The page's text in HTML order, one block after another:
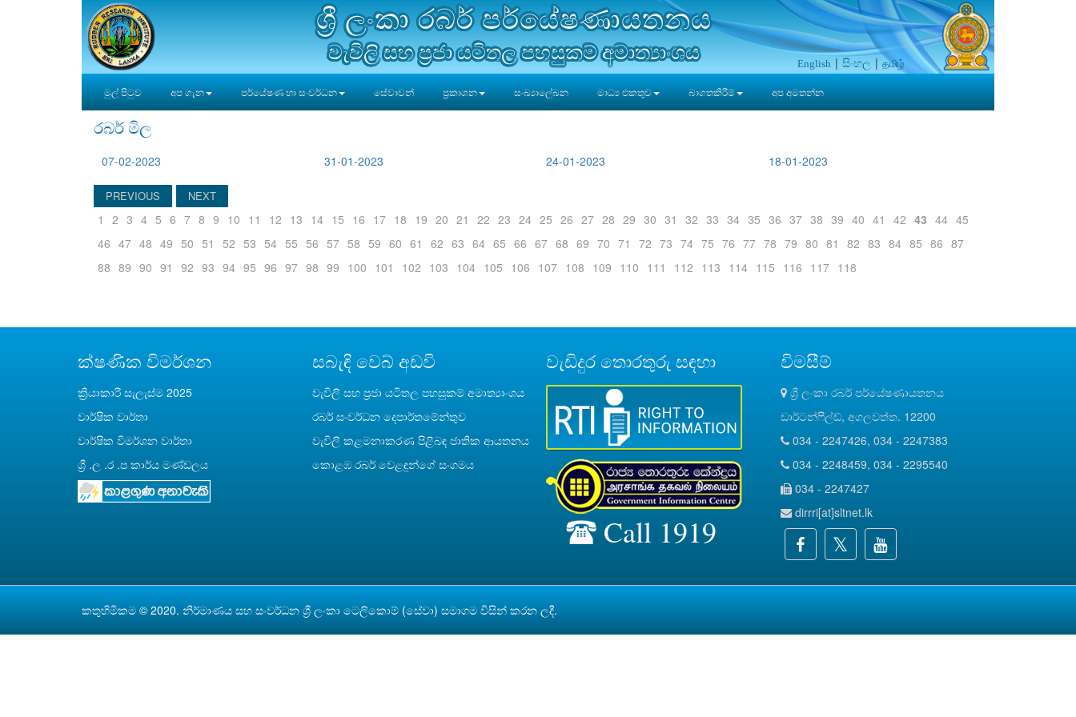
ශ්‍රී ලංකා රබර් පර්යේෂණායතනය
වැවිලි සහ ප්‍රජා යටිතල පහසුකම් අමාත්‍යාංශය
English සිංහල தமிழ்
මුල් පිටුව අප ගැන පර්යේෂණ හා සංවර්ධන සේවාවන් ප්‍රකාශන සංඛ්‍යාලේඛන මාධ්‍ය එකතුව බාගතකිරීම් අප අමතන්න
රබර් මිල
07-02-2023 31-01-2023 24-01-2023 18-01-2023
PREVIOUS NEXT
1 2 3 4 5 6 7 8 9 10 11 12 13 14 15 16 17 18 19 20 21 22 23 24 25 26 27 28 29 30 31 32 33 34 35 36 37 38 39 40 41 42 43 44 45
46 47 48 49 50 51 52 53 54 55 56 57 58 59 60 61 62 63 64 65 66 67 68 69 70 71 72 73 74 75 76 77 78 79 80 81 82 83 84 85 86 87
88 89 90 91 92 93 94 95 96 97 98 99 100 101 102 103 104 105 106 107 108 109 110 111 112 113 114 115 116 117 118
ක්ෂණික විමර්ශන
ක්‍රියාකාරී සැලැස්ම 2025
වාර්ෂික වාර්තා
වාර්ෂික විමර්ශන වාර්තා
ශ්‍රී .ල .ර .ප කාර්ය මණ්ඩලය
සබැඳි වෙබ් අඩවි
වැවිලි සහ ප්‍රජා යටිතල පහසුකම් අමාත්‍යාංශය
රබර් සංවර්ධන දෙපාර්තමේන්තුව
වැවිලි කළමනාකරණ පිළිබඳ ජාතික ආයතනය
කොළඹ රබර් වෙළඳුන්ගේ සංගමය
වැඩිදුර තොරතුරු සඳහා
Call 1919
විමසීම්
ශ්‍රී ලංකා රබර් පර්යේෂණායතනය
ඩාර්ටන්ෆීල්ඩ්, අගලවත්ත. 12200
034 - 2247426, 034 - 2247383
034 - 2248459, 034 - 2295540
034 - 2247427
dirrri[at]sltnet.lk
කතුහිමිකම © 2020. නිර්මාණය සහ සංවර්ධන ශ්‍රී ලංකා ටෙලිකොම් (සේවා) සමාගම විසින් කරන ලදී.